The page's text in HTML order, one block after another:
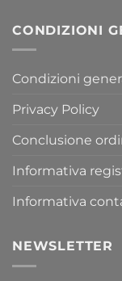
CONDIZIONI
Condizioni
Privacy Policy
Conclusione
Informativa
Informativa
NEWSLETTER